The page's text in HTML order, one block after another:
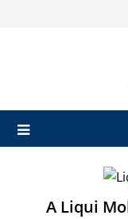
A Liqui